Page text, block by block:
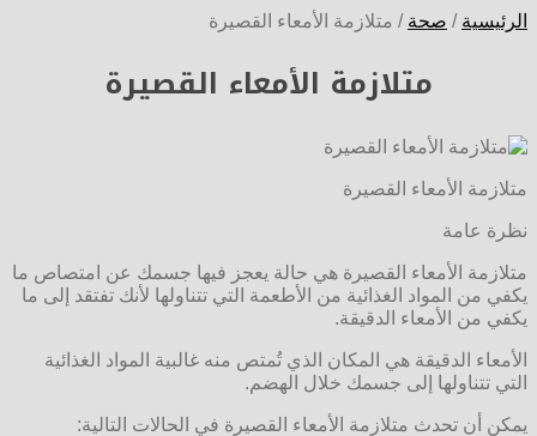
الرئيسية / صحة / متلازمة الأمعاء القصيرة
متلازمة الأمعاء القصيرة
متلازمة الأمعاء القصيرة
نظرة عامة
متلازمة الأمعاء القصيرة هي حالة يعجز فيها جسمك عن امتصاص ما
يكفي من المواد الغذائية من الأطعمة التي تتناولها لأنك تفتقد إلى ما
يكفي من الأمعاء الدقيقة.
الأمعاء الدقيقة هي المكان الذي تُمتص منه غالبية المواد الغذائية
التي تتناولها إلى جسمك خلال الهضم.
يمكن أن تحدث متلازمة الأمعاء القصيرة في الحالات التالية: